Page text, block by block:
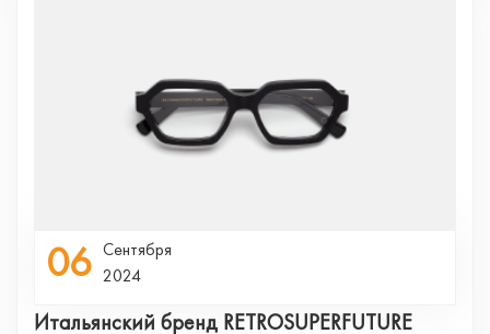
06 Сентября
2024
Итальянский бренд RETROSUPERFUTURE